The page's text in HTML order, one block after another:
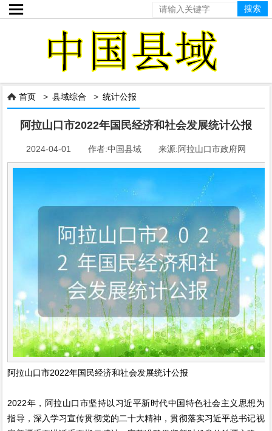

 首页 >县域综合 >统计公报
阿拉山口市2022年国民经济和社会发展统计公报
2024-04-01 作者:中国县域 来源:阿拉山口市政府网
阿拉山口市2022年国民经济和社会发展统计公报
2022年，阿拉山口市坚持以习近平新时代中国特色社会主义思想为
指导，深入学习宣传贯彻党的二十大精神，贯彻落实习近平总书记视